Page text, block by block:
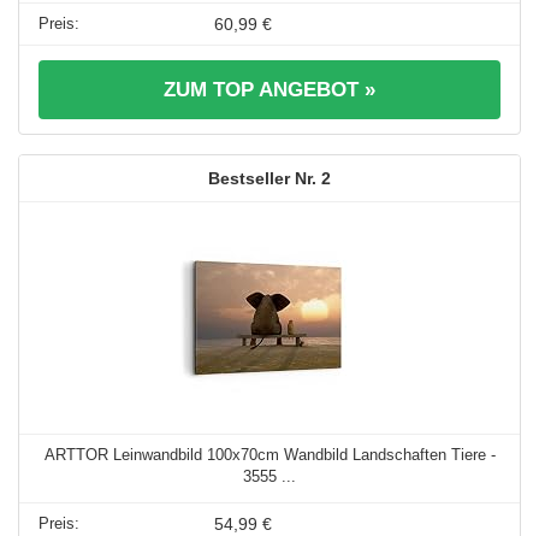
60,99 €
ZUM TOP ANGEBOT »
2
ARTTOR Leinwandbild 100x70cm Wandbild Landschaften Tiere -
3555 ...
54,99 €